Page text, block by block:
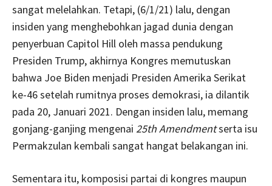
sangat melelahkan. Tetapi, (6/1/21) lalu, dengan
insiden yang menghebohkan jagad dunia dengan
penyerbuan Capitol Hill oleh massa pendukung
Presiden Trump, akhirnya Kongres memutuskan
bahwa Joe Biden menjadi Presiden Amerika Serikat
ke-46 setelah rumitnya proses demokrasi, ia dilantik
pada 20, Januari 2021. Dengan insiden lalu, memang
gonjang-ganjing mengenai 25th Amendmentserta isu
Permakzulan kembali sangat hangat belakangan ini.
Sementara itu, komposisi partai di kongres maupun